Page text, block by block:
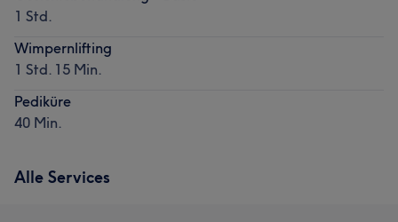
1 Std.
Wimpernlifting
1 Std. 15 Min.
Pediküre
40 Min.
Alle Services